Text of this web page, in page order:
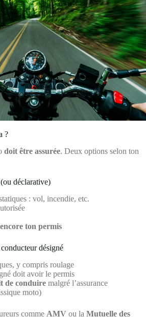
?
doit être assurée. Deux options selon ton
déclarative)
: vol, incendie, etc.
ton permis
désigné
y compris roulage
doit avoir le permis
de conduire malgré l’assurance
moto)
comme AMV ou la Mutuelle des